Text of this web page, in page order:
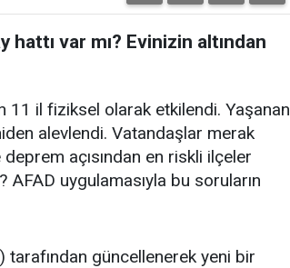
var mı? Evinizin altından
il fiziksel olarak etkilendi. Yaşanan
alevlendi. Vatandaşlar merak
açısından en riskli ilçeler
AFAD uygulamasıyla bu soruların
tarafından güncellenerek yeni bir